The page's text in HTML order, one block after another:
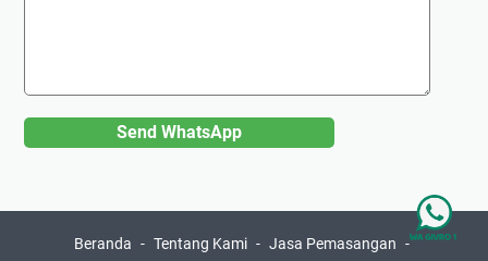
Send WhatsApp
Beranda Tentang Kami Jasa Pemasangan